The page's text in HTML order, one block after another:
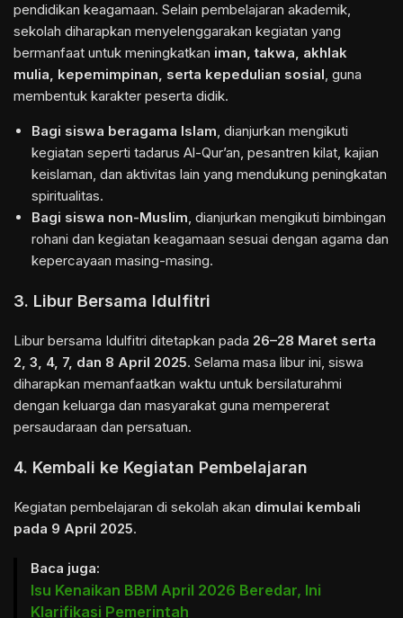
pendidikan keagamaan. Selain pembelajaran akademik,
sekolah diharapkan menyelenggarakan kegiatan yang
bermanfaat untuk meningkatkan iman, takwa, akhlak
mulia, kepemimpinan, serta kepedulian sosial, guna
membentuk karakter peserta didik.
Bagi siswa beragama Islam, dianjurkan mengikuti
kegiatan seperti tadarus Al-Qur’an, pesantren kilat, kajian
keislaman, dan aktivitas lain yang mendukung peningkatan
spiritualitas.
Bagi siswa non-Muslim, dianjurkan mengikuti bimbingan
rohani dan kegiatan keagamaan sesuai dengan agama dan
kepercayaan masing-masing.
3. Libur Bersama Idulfitri
Libur bersama Idulfitri ditetapkan pada 26–28 Maret serta
2, 3, 4, 7, dan 8 April 2025. Selama masa libur ini, siswa
diharapkan memanfaatkan waktu untuk bersilaturahmi
dengan keluarga dan masyarakat guna mempererat
persaudaraan dan persatuan.
4. Kembali ke Kegiatan Pembelajaran
Kegiatan pembelajaran di sekolah akan dimulai kembali
pada 9 April 2025.
Baca juga:
Isu Kenaikan BBM April 2026 Beredar, Ini
Klarifikasi Pemerintah